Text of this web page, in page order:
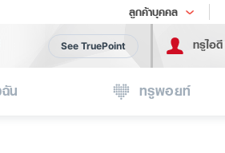
ลูกค้าบุคคล
See TruePoint ทรูไอดี
น ทรูพอยท์